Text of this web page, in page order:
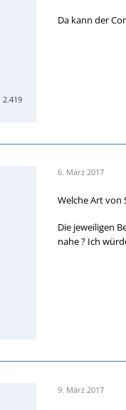
2.419
Da kann der
6. März 2017
Welche Art von
Die jeweiligen
nahe ? Ich
9. März 2017